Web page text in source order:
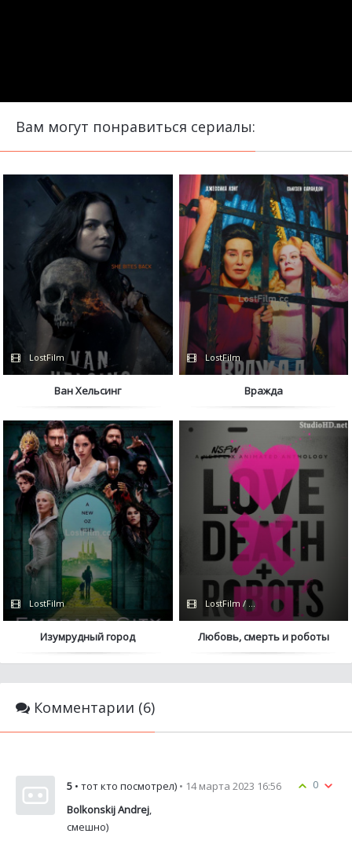
Вам могут понравиться сериалы:
LostFilm
Ван Хельсинг
LostFilm
Вражда
LostFilm
Изумрудный город
LostFilm / Netflix
Любовь, смерть и роботы
Комментарии (6)
0
5 • тот кто посмотрел) • 14 марта 2023 16:56
Bolkonskij Andrej
смешно)